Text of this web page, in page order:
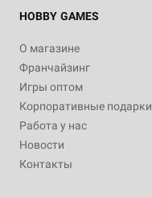
HOBBY GAMES
О магазине
Франчайзинг
Игры оптом
Корпоративные подарки
Работа у нас
Новости
Контакты